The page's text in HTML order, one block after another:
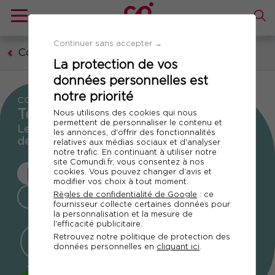
Continuer sans accepter →
La protection de vos
données personnelles est
notre priorité
Nous utilisons des cookies qui nous
permettent de personnaliser le contenu et
les annonces, d'offrir des fonctionnalités
relatives aux médias sociaux et d'analyser
notre trafic. En continuant à utiliser notre
site Comundi.fr, vous consentez à nos
cookies. Vous pouvez changer d’avis et
modifier vos choix à tout moment.
Règles de confidentialité de Google : ce
fournisseur collecte certaines données pour
la personnalisation et la mesure de
l'efficacité publicitaire.
Retrouvez notre politique de protection des
données personnelles en cliquant ici.
Communication, marketing, digital
CONFÉRENCE D'ACTUALITÉ
Tendances Communication
Le rendez-vous annuel des professionnels
de la communication
MARDI 24 NOVEMBRE 2026
PRÉSENTIEL OU À DISTANCE
JOURS
7 28